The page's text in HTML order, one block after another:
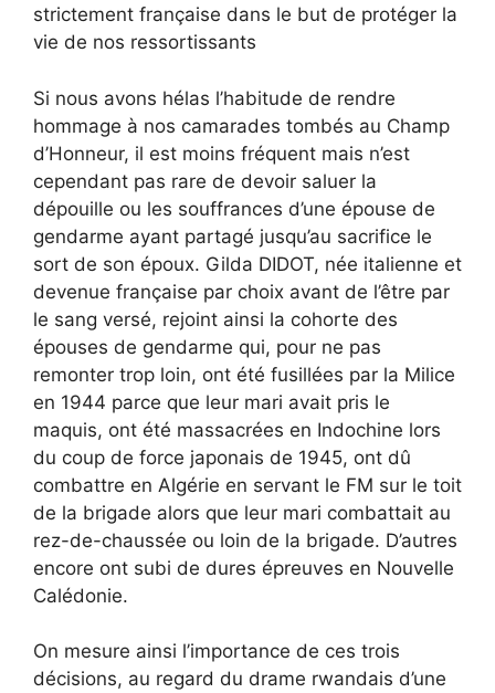
strictement française dans le but de protéger la
vie de nos ressortissants
Si nous avons hélas l’habitude de rendre
hommage à nos camarades tombés au Champ
d’Honneur, il est moins fréquent mais n’est
cependant pas rare de devoir saluer la
dépouille ou les souffrances d’une épouse de
gendarme ayant partagé jusqu’au sacrifice le
sort de son époux. Gilda DIDOT, née italienne et
devenue française par choix avant de l’être par
le sang versé, rejoint ainsi la cohorte des
épouses de gendarme qui, pour ne pas
remonter trop loin, ont été fusillées par la Milice
en 1944 parce que leur mari avait pris le
maquis, ont été massacrées en Indochine lors
du coup de force japonais de 1945, ont dû
combattre en Algérie en servant le FM sur le toit
de la brigade alors que leur mari combattait au
rez-de-chaussée ou loin de la brigade. D’autres
encore ont subi de dures épreuves en Nouvelle
Calédonie.
On mesure ainsi l’importance de ces trois
décisions, au regard du drame rwandais d’une